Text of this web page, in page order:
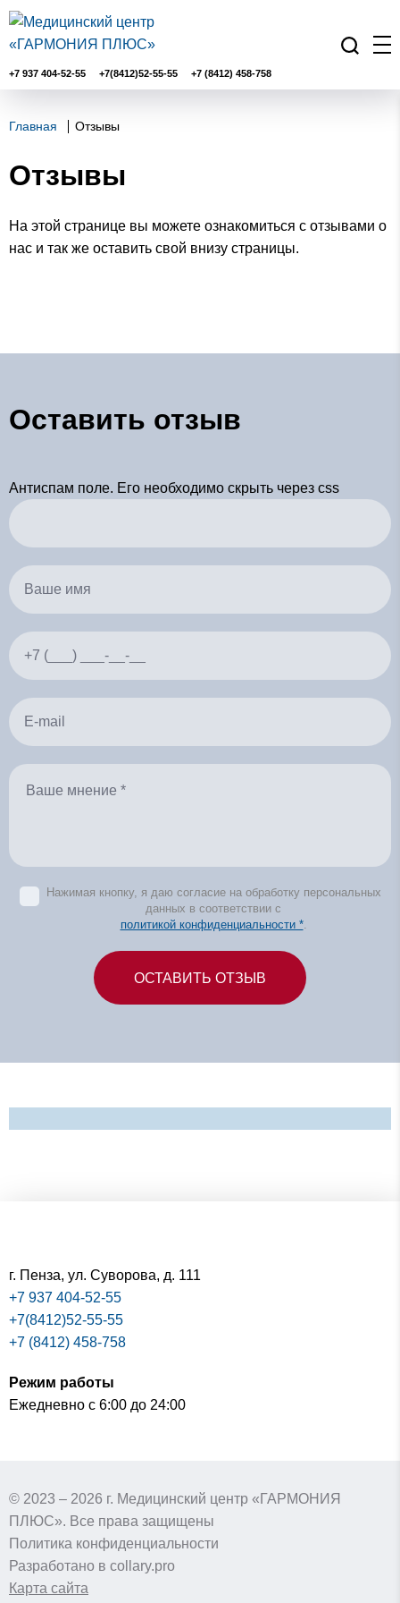
+7 937 404-52-55 +7(8412)52-55-55 +7 (8412) 458-758
Главная Отзывы
Отзывы
На этой странице вы можете ознакомиться с отзывами о
нас и так же оставить свой внизу страницы.
Оставить отзыв
Антиспам поле. Его необходимо скрыть через css
Нажимая кнопку, я даю согласие на обработку персональных
данных в соответствии с
политикой конфиденциальности *.
г. Пенза, ул. Суворова, д. 111
+7 937 404-52-55
+7(8412)52-55-55
+7 (8412) 458-758
Режим работы
Ежедневно с 6:00 до 24:00
© 2023 – 2026 г. Медицинский центр «ГАРМОНИЯ
ПЛЮС». Все права защищены
Политика конфиденциальности
Разработано в collary.pro
Карта сайта